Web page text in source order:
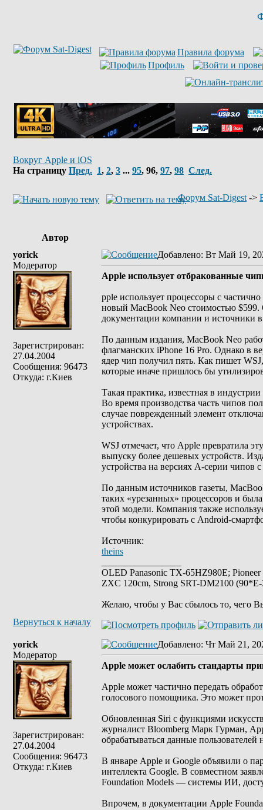
Правила форума
Профиль
Вокруг Apple и iOS
На страницу Пред. 1, 2, 3 ... 95, 96, 97, 98 След.
Форум Sat-Digest ->
Автор
yorick
Модератор
Зарегистрирован:
27.04.2004
Сообщения: 96473
Откуда: г.Киев
Добавлено: Вт Май 19,
Apple использует отбракованные
pple использует процессоры с
новый MacBook Neo стоимостью $599.
документации компании и источники
По данным издания, MacBook Neo
флагманских iPhone 16 Pro. Однако в
ядер чип получил пять. Как пишет
которые иначе пришлось бы
Такая практика, известная в
Во время производства часть чипов
случае поврежденный элемент
устройствах.
WSJ отмечает, что Apple превратила
выпуску более дешевых устройств.
устройства на версиях A-серии
По данным источников газеты,
таких «урезанных» процессоров и
этой модели. Компания также
чтобы конкурировать с Android-
Источник:
theins
OLED Panasonic TX-65HZ980E;
ZXC 120cm, Strong SRT-DM2100
Желаю, чтобы у Вас сбылось то, чего
Вернуться к началу
yorick
Модератор
Зарегистрирован:
27.04.2004
Сообщения: 96473
Откуда: г.Киев
Добавлено: Чт Май 21,
Аpple может ослабить стандарты
Apple может частично передать
голосового помощника. Это может
Обновленная Siri с функциями
журналист Bloomberg Марк Гурман,
обрабатываться данные
В январе Apple и Google объявили о
интеллекта Google. В совместном
Foundation Models — системы ИИ,
Впрочем, в документации Apple